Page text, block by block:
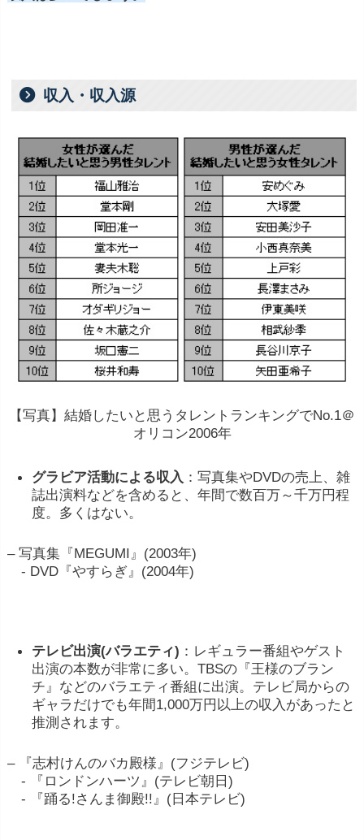
収入・収入源
【写真】結婚したいと思うタレントランキングでNo.1＠
オリコン2006年
グラビア活動による収入 ：写真集やDVDの売上、雑
誌出演料などを含めると、年間で数百万～千万円程
度。多くはない。
– 写真集『MEGUMI』(2003年)
- DVD『やすらぎ』(2004年)
テレビ出演(バラエティ) ：レギュラー番組やゲスト
出演の本数が非常に多い。TBSの『王様のブラン
チ』などのバラエティ番組に出演。テレビ局からの
ギャラだけでも年間1,000万円以上の収入があったと
推測されます。
– 『志村けんのバカ殿様』(フジテレビ)
- 『ロンドンハーツ』(テレビ朝日)
- 『踊る!さんま御殿!!』(日本テレビ)